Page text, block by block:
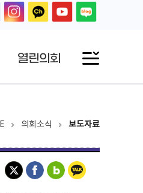
열린의회
의회소식 보도자료